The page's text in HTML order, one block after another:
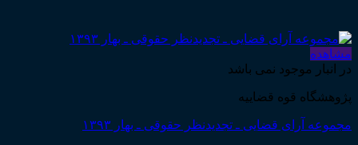
مشاهده
در انبار موجود نمی باشد
پژوهشگاه قوه قضاییه
مجموعه آرای قضایی ـ تجدیدنظر حقوقی ـ بهار ۱۳۹۳